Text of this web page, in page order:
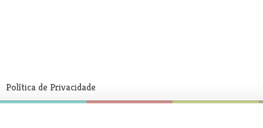
Política de Privacidade